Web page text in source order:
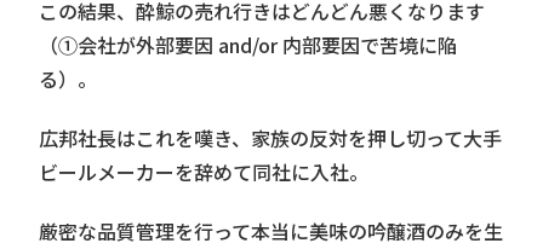
この結果、酔鯨の売れ行きはどんどん悪くなります
（①会社が外部要因 and/or 内部要因で苦境に陥
る）。
広邦社長はこれを嘆き、家族の反対を押し切って大手
ビールメーカーを辞めて同社に入社。
厳密な品質管理を行って本当に美味の吟醸酒のみを生